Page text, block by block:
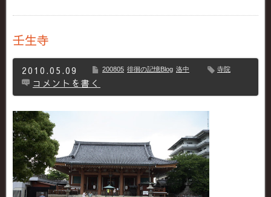
壬生寺
2010.05.09 200805 徘徊の記憶Blog 洛中 寺院
コメントを書く